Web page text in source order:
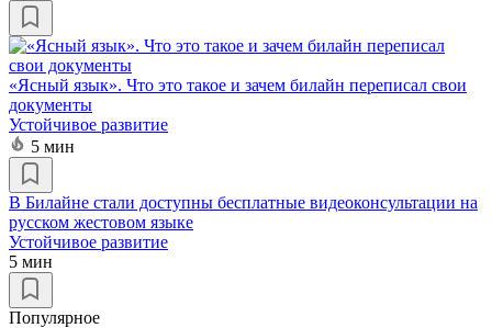
«Ясный язык». Что это такое и зачем билайн переписал свои
документы
Устойчивое развитие
5 мин
В Билайне стали доступны бесплатные видеоконсультации на
русском жестовом языке
Устойчивое развитие
5 мин
Популярное